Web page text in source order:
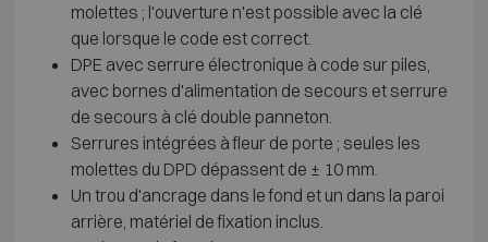
molettes ; l'ouverture n'est possible avec la clé
que lorsque le code est correct.
DPE avec serrure électronique à code sur piles,
avec bornes d'alimentation de secours et serrure
de secours à clé double panneton.
Serrures intégrées à fleur de porte ; seules les
molettes du DPD dépassent de ± 10 mm.
Un trou d'ancrage dans le fond et un dans la paroi
arrière, matériel de fixation inclus.